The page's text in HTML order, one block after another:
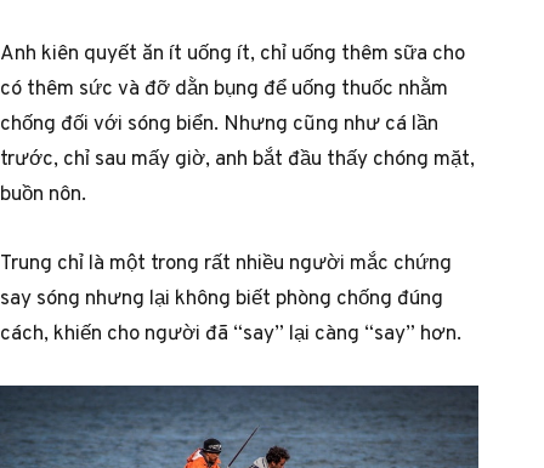
Anh kiên quyết ăn ít uống ít, chỉ uống thêm sữa cho
có thêm sức và đỡ dằn bụng để uống thuốc nhằm
chống đối với sóng biển. Nhưng cũng như cá lần
trước, chỉ sau mấy giờ, anh bắt đầu thấy chóng mặt,
buồn nôn.
Trung chỉ là một trong rất nhiều người mắc chứng
say sóng nhưng lại không biết phòng chống đúng
cách, khiến cho người đã “say” lại càng “say” hơn.